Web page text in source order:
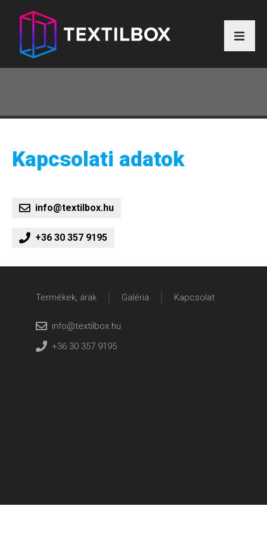
Termékek, árak
Galéria
Kapcsolati adatok
info@textilbox.hu
+36 30 357 9195
Termékek, árak Galéria Kapcsolat
info@textilbox.hu
+36 30 357 9195